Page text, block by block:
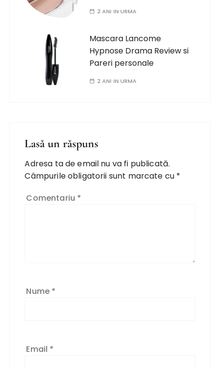
2 ANI IN URMA
Mascara Lancome
Hypnose Drama Review si
Pareri personale
2 ANI IN URMA
Lasă un răspuns
Adresa ta de email nu va fi publicată.
Câmpurile obligatorii sunt marcate cu *
Comentariu *
Nume *
Email *